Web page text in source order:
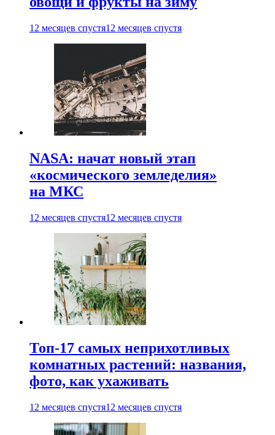
12 месяцев спустя12 месяцев спустя
NASA: начат новый этап
«космического земледелия»
на МКС
12 месяцев спустя12 месяцев спустя
Топ-17 самых неприхотливых
комнатных растений: названия,
фото, как ухаживать
12 месяцев спустя12 месяцев спустя